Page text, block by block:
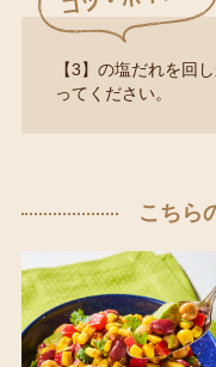
【3】の塩だれを回
ってください。
こちら